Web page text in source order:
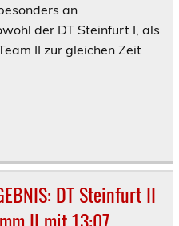
an
der DT Steinfurt I, als
II zur gleichen Zeit
DT Steinfurt II
II mit 13:07